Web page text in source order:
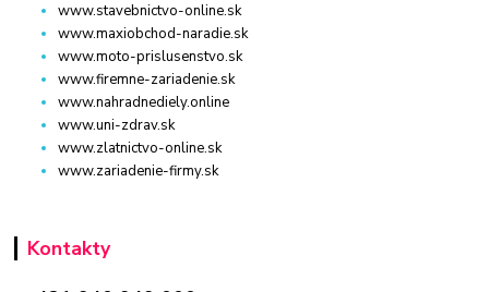
www.stavebnictvo-online.sk
www.maxiobchod-naradie.sk
www.moto-prislusenstvo.sk
www.firemne-zariadenie.sk
www.nahradnediely.online
www.uni-zdrav.sk
www.zlatnictvo-online.sk
www.zariadenie-firmy.sk
Kontakty